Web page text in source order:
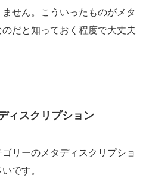
せん。こういったものがメタ
だと知っておく程度で大丈夫
ィスクリプション
リーのメタディスクリプショ
です。